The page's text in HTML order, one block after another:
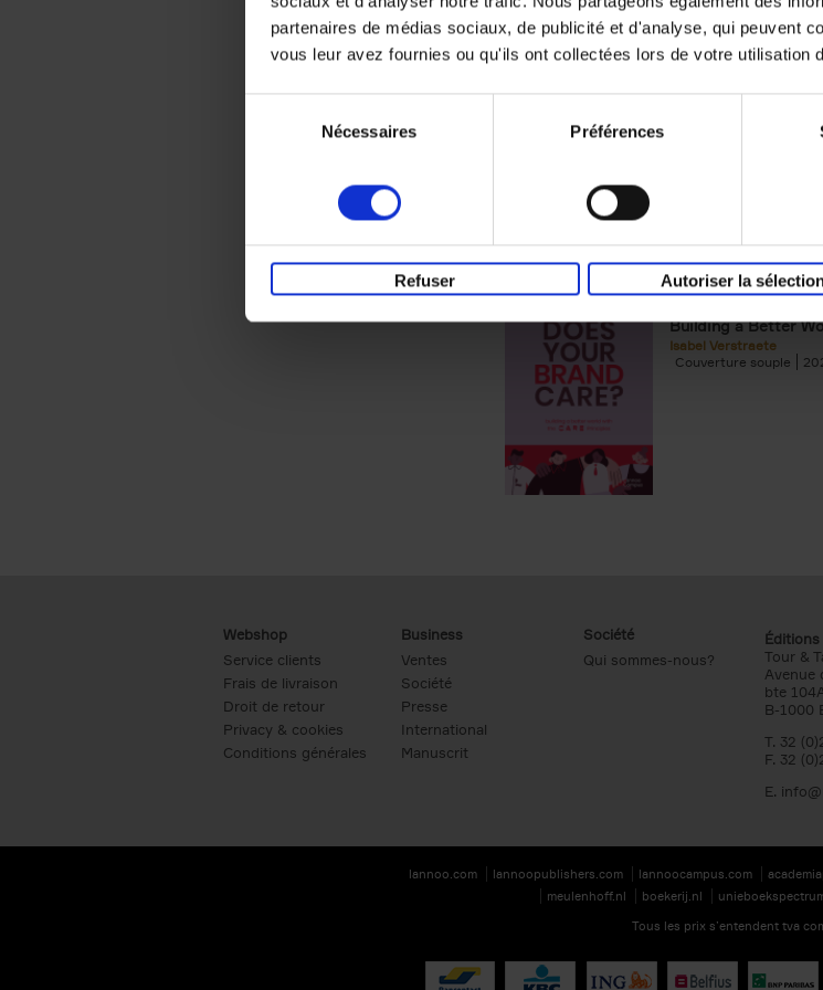
partenaires de médias sociaux, de publicité et d'analyse, qui peuvent
vous leur avez fournies ou qu'ils ont collectées lors de votre utilisation
Nécessaires Préférences
Refuser Autoriser la
Digital
completely
Does Your
Building a Better
Isabel Verstraete
Couverture souple
Webshop
Service clients
Frais de livraison
Droit de retour
Privacy & cookies
Conditions générales
Business
Ventes
Société
Presse
International
Manuscrit
Société
Qui sommes-nous?
Éditions
Tour &
Avenue
bte
B-1000
T. 32
F. 32
E.
lannoo.com lannoopublishers.com lannoocampus.com
meulenhoff.nl
boekerij.nl
Tous les prix s’entendent tva